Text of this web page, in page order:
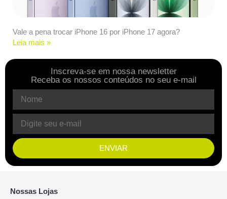
Vale a pena trocar iPhone 16 por iPhone 17 agora?
Leia mais »
Inscreva-se em nossa newsletter
Receba os nossos conteúdos no seu e-mail
ENVIAR
Nossas Lojas